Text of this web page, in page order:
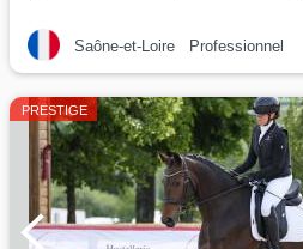
Saône-et-Loire
Professionnel
PRESTIGE